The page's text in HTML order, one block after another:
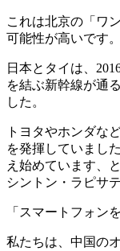
これは北京の「ワ
可能性が高いです。
日本とタイは、
を結ぶ新幹線が通
した。
トヨタやホンダな
を発揮していまし
え始めています、
シントン・ラピサ
「スマートフォン
私たちは、中国の